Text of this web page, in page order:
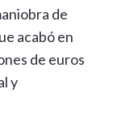
de
acabó en
de euros
y